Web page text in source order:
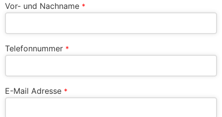
Vor- und Nachname *
Telefonnummer *
E-Mail Adresse *